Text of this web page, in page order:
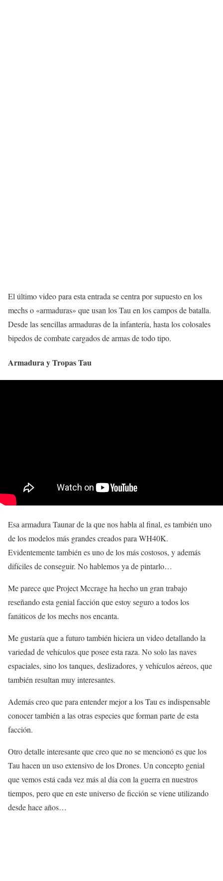
El último video para esta entrada se centra por supuesto en los
mechs o «armaduras» que usan los Tau en los campos de batalla.
Desde las sencillas armaduras de la infantería, hasta los colosales
bipedos de combate cargados de armas de todo tipo.
Armadura y Tropas Tau
Esa armadura Taunar de la que nos habla al final, es también uno
de los modelos más grandes creados para WH40K.
Evidentemente también es uno de los más costosos, y además
difíciles de conseguir. No hablemos ya de pintarlo…
Me parece que Project Mccrage ha hecho un gran trabajo
reseñando esta genial facción que estoy seguro a todos los
fanáticos de los mechs nos encanta.
Me gustaría que a futuro también hiciera un video detallando la
variedad de vehículos que posee esta raza. No solo las naves
espaciales, sino los tanques, deslizadores, y vehículos aéreos, que
también resultan muy interesantes.
Además creo que para entender mejor a los Tau es indispensable
conocer también a las otras especies que forman parte de esta
facción.
Otro detalle interesante que creo que no se mencionó es que los
Tau hacen un uso extensivo de los Drones. Un concepto genial
que vemos está cada vez más al día con la guerra en nuestros
tiempos, pero que en este universo de ficción se viene utilizando
desde hace años…